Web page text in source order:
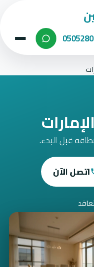
قبل البدء.
اتصل الآن